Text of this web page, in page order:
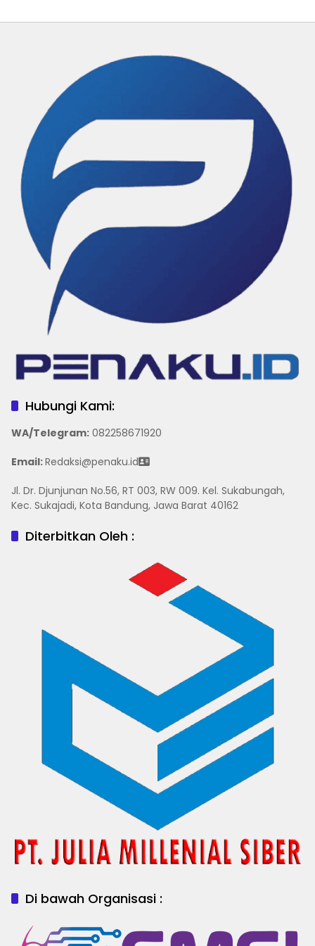
Hubungi Kami:
WA/Telegram: 082258671920
Email:Redaksi@penaku.id
Jl. Dr. Djunjunan No.56, RT 003, RW 009. Kel. Sukabungah,
Kec. Sukajadi, Kota Bandung, Jawa Barat 40162
Diterbitkan Oleh :
Di bawah Organisasi :